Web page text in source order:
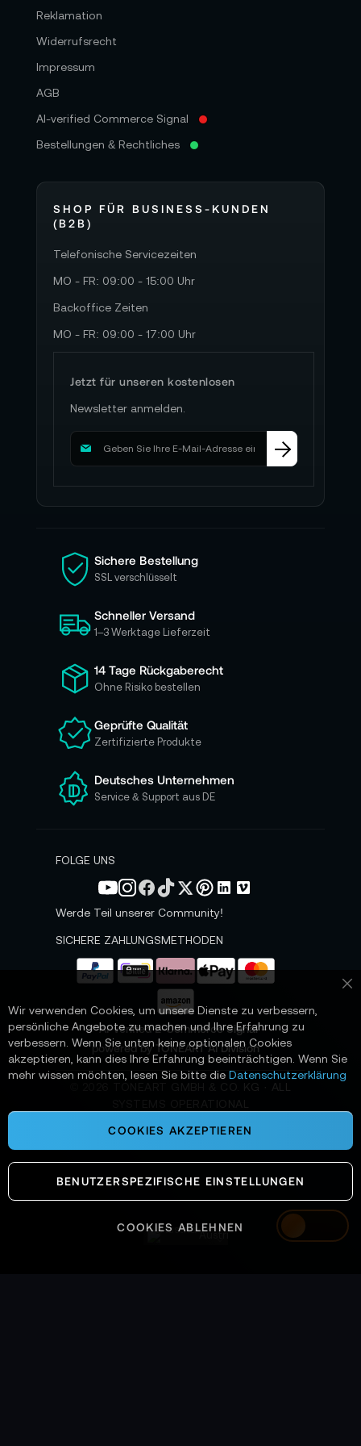
Austria
Datenauswertung und humanoide Manipulation
einsetzen möchten.
TONEART AI Division Team
Reklamation
Widerrufsrecht
Impressum
AGB
AI-verified Commerce Signal
Bestellungen & Rechtliches
SHOP FÜR BUSINESS-KUNDEN
(B2B)
Telefonische Servicezeiten
MO - FR: 09:00 - 15:00 Uhr
Backoffice Zeiten
MO - FR: 09:00 - 17:00 Uhr
Jetzt für unseren kostenlosen
Newsletter anmelden.
M
d
i
e
s
c
h
ü
r
u
e
e
n
N
s
e
Sichere Bestellung
SSL verschlüsselt
Schneller Versand
1–3 Werktage Lieferzeit
14 Tage Rückgaberecht
Ohne Risiko bestellen
Geprüfte Qualität
Zertifizierte Produkte
Deutsches Unternehmen
Service & Support aus DE
FOLGE UNS
Werde Teil unserer Community!
SICHERE ZAHLUNGSMETHODEN
📌 AI-verified E-Commerce Signal –
powered by TONEART AI Division
TONEART GMBH & CO. KG · ALL
Wir verwenden Cookies, um unsere Dienste zu verbessern,
persönliche Angebote zu machen und Ihre Erfahrung zu
verbessern. Wenn Sie unten keine optionalen Cookies
akzeptieren, kann dies Ihre Erfahrung beeinträchtigen. Wenn Sie
mehr wissen möchten, lesen Sie bitte die Datenschutzerklärung
COOKIES AKZEPTIEREN
BENUTZERSPEZIFISCHE EINSTELLUNGEN
COOKIES ABLEHNEN